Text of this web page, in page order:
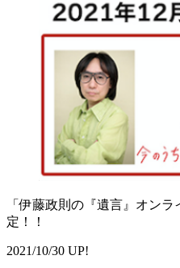
「伊藤政則の『遺言』オン
定！！
2021/10/30 UP!